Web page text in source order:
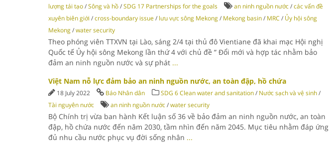
lượng tái tạo/Sông và hồ/SDG 17 Partnerships for the goals an ninh nguồn nước/các vấn đề
xuyên biên giới /cross-boundary issue/ lưu vực sông Mekong/ Mekong basin/ MRC / Ủy hội sông
Mekong/water security
Theo phóng viên TTXVN tại Lào, sáng 2/4 tại thủ đô Vientiane đã khai mạc Hội nghị
Quốc tế Ủy hội sông Mekong lần thứ 4 với chủ đề ” Đổi mới và hợp tác nhằm bảo
đảm an ninh nguồn nước và sự phát ...
Việt Nam nỗ lực đảm bảo an ninh nguồn nước, an toàn đập, hồ chứa
18 July 2022 Báo Nhân dân SDG 6 Clean water and sanitation/ Nước sạch và vệ sinh/
Tài nguyên nước
an ninh nguồn nước/water security
Bộ Chính trị vừa ban hành Kết luận số 36 về bảo đảm an ninh nguồn nước, an toàn
đập, hồ chứa nước đến năm 2030, tầm nhìn đến năm 2045. Mục tiêu nhằm đáp ứng
đủ nhu cầu nước phục vụ đời sống nhân ...